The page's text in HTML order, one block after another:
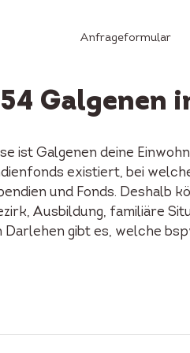
Anfrageformular
Galgenen
ist Galgenen deine
existiert, bei
und Fonds. Deshalb
Ausbildung, familiäre
Darlehen gibt es, welche